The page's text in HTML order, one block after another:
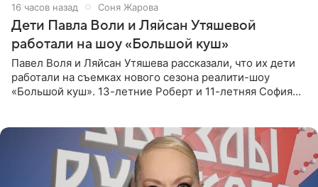
16 часов назад Соня Жарова
Дети Павла Воли и Ляйсан Утяшевой
работали на шоу «Большой куш»
Павел Воля и Ляйсан Утяшева рассказали, что их дети
работали на съемках нового сезона реалити-шоу
«Большой куш». 13-летние Роберт и 11-летняя София